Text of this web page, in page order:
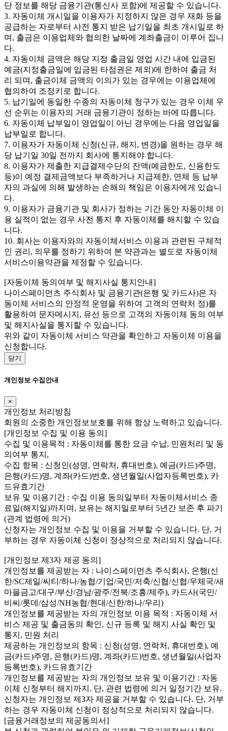
단 정보를 해당 금융기관(통신사 포함)에 제공할 수 있습니다.
3. 자동이체 개시일을 이용자가 지정하지 않은 경우 재화 등을
공급하는 자로부터 사전 통지 받은 납기일을 최초 개시일로 하
며, 출금은 이용업체와 협의한 날짜에 계좌출금이 이루어 집니
다.
4. 자동이체 금액은 해당 지정 출금일 영업 시간 내에 입금된
예금(지정출금일에 입금된 타점권은 제외)에 한하여 출금 처
리 되며, 출금이체 금액의 이의가 있는 경우에는 이용업체에
협의하여 조정키로 합니다.
5. 납기일에 동일한 수종의 자동이체 청구가 있는 경우 이체 우
선 순위는 이용자의 거래 금융기관이 정하는 바에 따릅니다.
6. 자동이체 납부일이 영업일이 아닌 경우에는 다음 영업일을
납부일로 합니다.
7. 이용자가 자동이체 신청(신규, 해지, 변경)을 원하는 경우 해
당 납기일 30일 전까지 회사에 통지해야 합니다.
8. 이용자가 제출한 지급결제수단의 잔액(예금한도, 신용한도
등)이 예정 결제금액보다 부족하거나 지급제한, 연체 등 납부
자의 과실에 의해 발생하는 손해의 책임은 이용자에게 있습니
다.
9. 이용자가 금융기관 및 회사가 정하는 기간 동안 자동이체 이
용 실적이 없는 경우 사전 통지 후 자동이체를 해지할 수 있습
니다.
10. 회사는 이용자와의 자동이체서비스 이용과 관련된 구체적
인 권리, 의무를 정하기 위하여 본 약관과는 별도로 자동이체
서비스이용약관을 제정할 수 있습니다.
[자동이체 동의여부 및 해지사실 통지안내]
나이스페이먼츠 주식회사 및 금융기관(은행 및 카드사)은 자
동이체 서비스의 안정적 운영을 위하여 고객의 연락처 정)를
활용하여 문자메시지, 유선 등으로 고객의 자동이체 동의 여부
및 해지사실을 통지할 수 있습니다.
위와 같이 자동이체 서비스 약관을 확인하고 자동이체 이용을
신청합니다.
닫기
개인정보 수집안내
×
개인정보 처리방침
회원의 소중한 개인정보보호를 위해 항상 노력하고 있습니다.
[개인정보 수집 및 이용 동의]
수집 및 이용목적 : 자동이체를 통한 요금 수납, 민원처리 및 동
의여부 통지,
수집 항목 : 신청인(성명, 연락처, 휴대번호), 예금(카드)주명,
은행(카드)명, 계좌(카드)번호, 생년월일(사업자등록번호), 카
드유효기간
보유 및 이용기간 : 수집 이용 동의일부터 자동이체서비스 종
료일(해지일)까지며, 보유는 해지일로부터 5년간 보존 후 파기
(관계 법령에 의거)
신청자는 개인정보 수집 및 이용을 거부할 수 있습니다. 단, 거
부하는 경우 자동이체 신청이 정상적으로 처리되지 않습니다.
[개인정보 제3자 제공 동의]
개인정보를 제공받는 자 : 나이스페이먼츠 주식회사, 은행(신
한/SC제일/씨티/하나/농협/기업/국민/저축/신협/신협/우체국/새
마을금고/대구/부산/경남/광주/전북/조흥/제주), 카드사(국민/
비씨/롯데/삼성/NH농협/현대/신한/하나/우리)
개인정보를 제공받는 자의 개인정보 이용 목적 : 자동이체 서
비스 제공 및 출금동의 확인, 신규 등록 및 해지 사실 확인 및
통지, 민원 처리
제공하는 개인정보의 항목 : 신청(성명, 연락처, 휴대번호), 예
금(카드)주명, 은행(카드)명, 계좌(카드)번호, 생년월일(사업자
등록번호), 카드유효기간
개인정보를 제공받는 자의 개인정보 보유 및 이용기간 : 자동
이체 신청부터 해지까지. 단, 관련 법령에 의거 일정기간 보유.
신청자는 개인정보 제3자 제공을 거부할 수 있습니다. 단, 거부
하는 경우 자동이체 신청이 정상적으로 처리되지 않습니다.
[금융거래정보의 제공동의서]